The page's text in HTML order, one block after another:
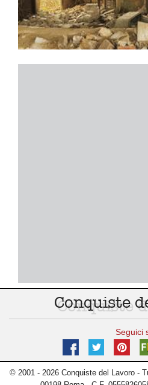
Conquiste
Seguici
© 2001 - 2026 Conquiste del Lavoro -